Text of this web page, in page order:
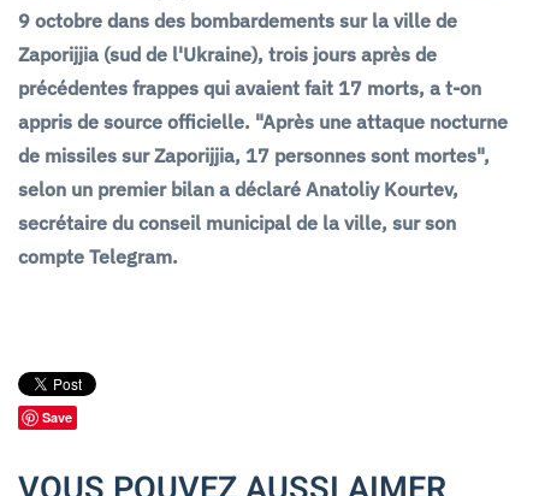
9 octobre dans des bombardements sur la ville de
Zaporijjia (sud de l'Ukraine), trois jours après de
précédentes frappes qui avaient fait 17 morts, a t-on
appris de source officielle. "Après une attaque nocturne
de missiles sur Zaporijjia, 17 personnes sont mortes",
selon un premier bilan a déclaré Anatoliy Kourtev,
secrétaire du conseil municipal de la ville, sur son
compte Telegram.
Save